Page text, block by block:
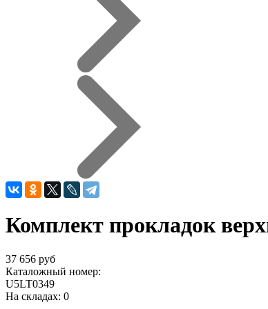
Комплект прокладок
37 656 руб
Каталожный номер:
U5LT0349
На складах: 0